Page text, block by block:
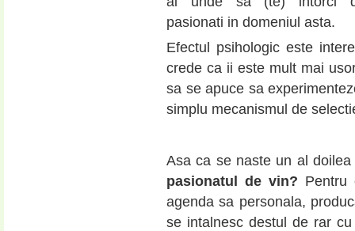
pasionati in domeniul asta.
Efectul psihologic este
crede ca ii este mult mai
sa se apuce sa
simplu mecanismul de
Asa ca se naste un al
pasionatul de vin? Pentru
agenda sa personala,
se intalnesc destul de rar